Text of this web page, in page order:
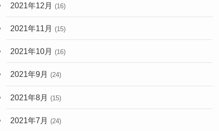
2021年12月 (16)
2021年11月 (15)
2021年10月 (16)
2021年9月 (24)
2021年8月 (15)
2021年7月 (24)